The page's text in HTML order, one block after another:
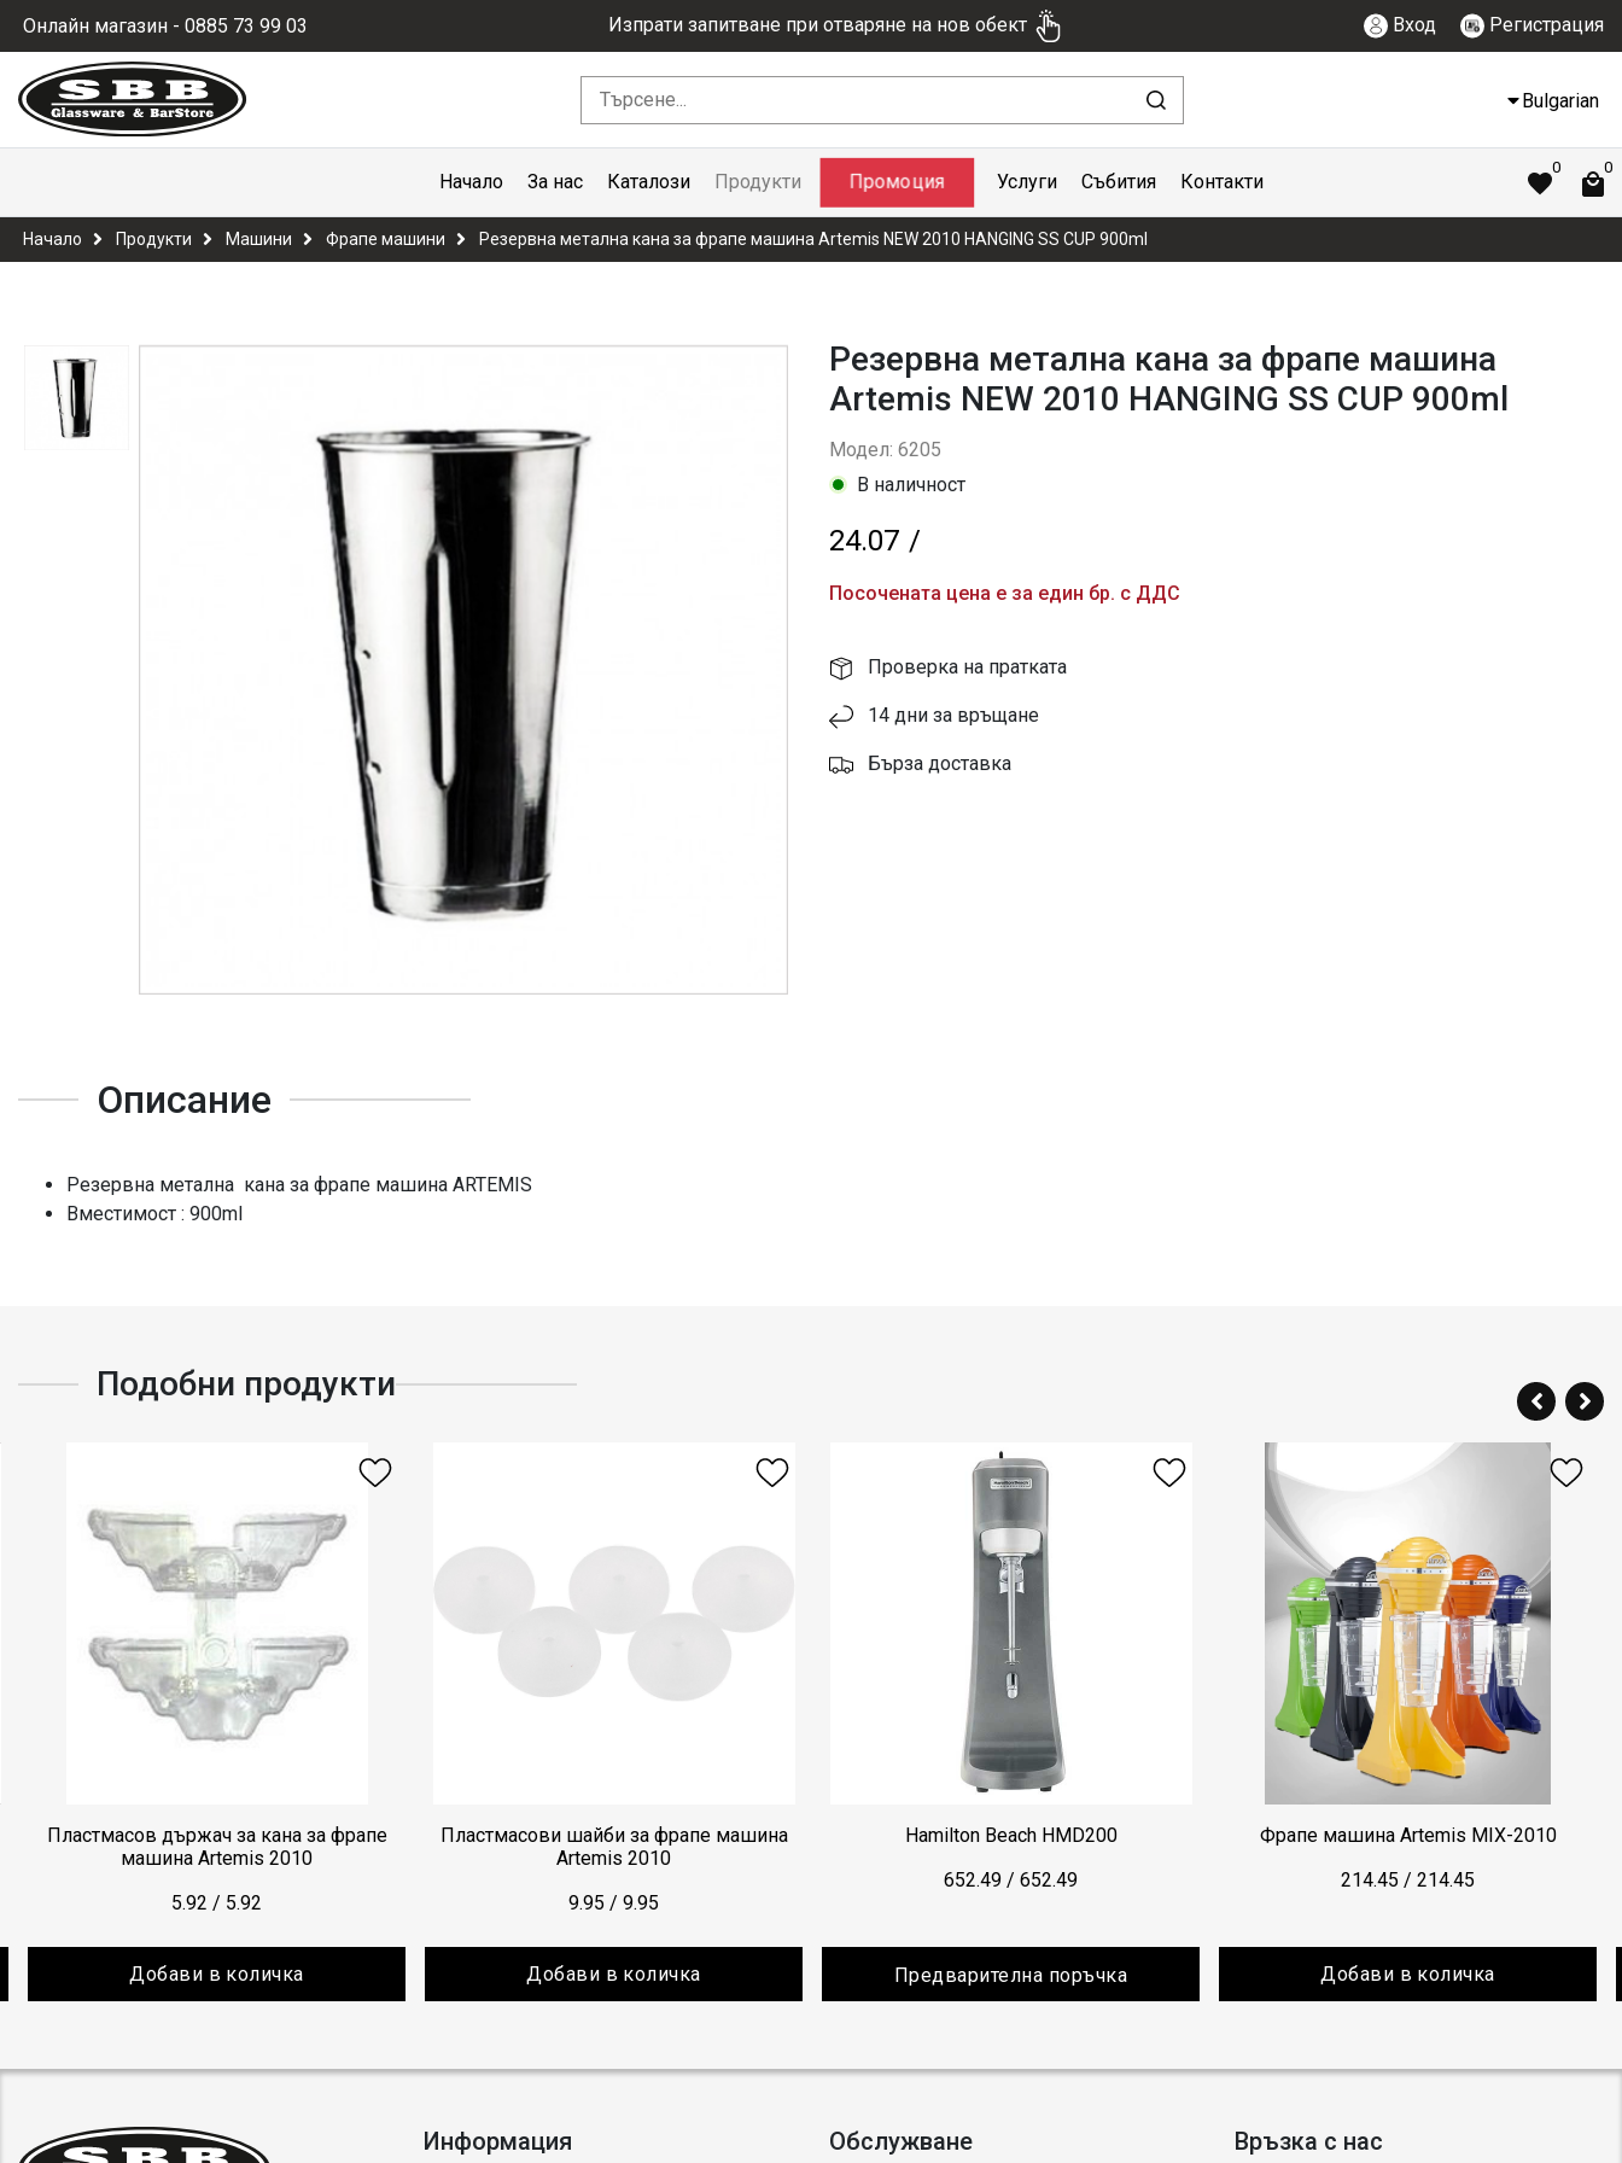
Онлайн магазин - 0885 73 99 03 Изпрати запитване при отваряне на нов обект Вход Регистрация
Bulgarian
Начало За нас Каталози Продукти Промоция Услуги Събития Контакти
0 0
Начало Продукти Машини Фрапе машини Резервна метална кана за фрапе машина Artemis NEW 2010 HANGING SS CUP 900ml
Резервна метална кана за фрапе машина
Artemis NEW 2010 HANGING SS CUP 900ml
Модел: 6205
В наличност
/
24.07
Посочената цена е за един бр. с ДДС
Проверка на пратката
14 дни за връщане
Бърза доставка
Описание
Резервна метална кана за фрапе машина ARTEMIS
Вместимост : 900ml
Подобни продукти
Пластмасов държач за кана за фрапе
машина Artemis 2010
5.92 / 5.92
Добави в количка
Пластмасови шайби за фрапе машина
Artemis 2010
9.95 / 9.95
Добави в количка
Hamilton Beach HMD200
652.49 / 652.49
Предварителна поръчка
Фрапе машина Artemis MIX-2010
214.45 / 214.45
Добави в количка
Информация Обслужване Връзка с нас